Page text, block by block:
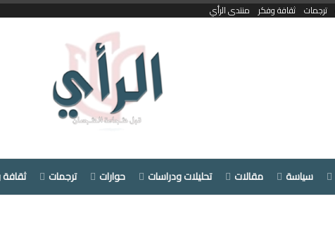
ترجمات ثقافة وفكر منتدى الرأي
سياسة مقالات تحليلات ودراسات حوارات ترجمات